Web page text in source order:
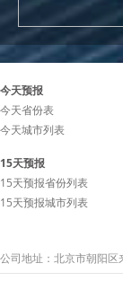
今天预报
今天省份表
今天城市列表
15天预报
15天预报省份列表
15天预报城市列表
公司地址：北京市朝阳